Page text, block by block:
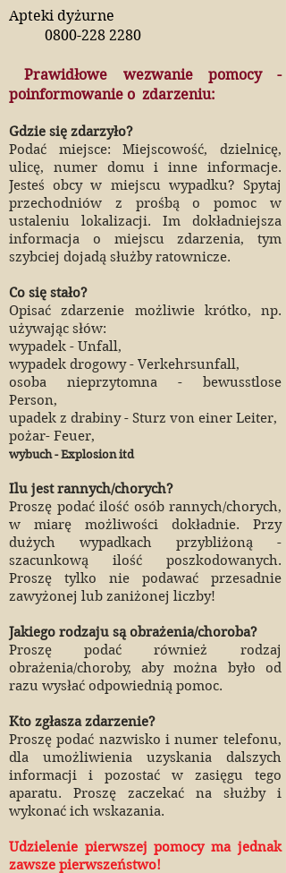
Apteki dyżurne
0800-228 2280
Prawidłowe wezwanie pomocy -
poinformowanie o zdarzeniu:
Gdzie się zdarzyło?
Podać miejsce: Miejscowość, dzielnicę,
ulicę, numer domu i inne informacje.
Jesteś obcy w miejscu wypadku? Spytaj
przechodniów z prośbą o pomoc w
ustaleniu lokalizacji. Im dokładniejsza
informacja o miejscu zdarzenia, tym
szybciej dojadą służby ratownicze.
Co się stało?
Opisać zdarzenie możliwie krótko, np.
używając słów:
wypadek - Unfall,
wypadek drogowy - Verkehrsunfall,
osoba nieprzytomna - bewusstlose
Person,
upadek z drabiny - Sturz von einer Leiter,
pożar- Feuer,
wybuch - Explosion itd
Ilu jest rannych/chorych?
Proszę podać ilość osób rannych/chorych,
w miarę możliwości dokładnie. Przy
dużych wypadkach przybliżoną -
szacunkową ilość poszkodowanych.
Proszę tylko nie podawać przesadnie
zawyżonej lub zaniżonej liczby!
Jakiego rodzaju są obrażenia/choroba?
Proszę podać również rodzaj
obrażenia/choroby, aby można było od
razu wysłać odpowiednią pomoc.
Kto zgłasza zdarzenie?
Proszę podać nazwisko i numer telefonu,
dla umożliwienia uzyskania dalszych
informacji i pozostać w zasięgu tego
aparatu. Proszę zaczekać na służby i
wykonać ich wskazania.
Udzielenie pierwszej pomocy ma jednak
zawsze pierwszeństwo!